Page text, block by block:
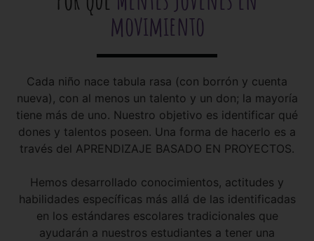
movimiento
Cada niño nace tabula rasa (con borrón y cuenta
nueva), con al menos un talento y un don; la mayoría
tiene más de uno. Nuestro objetivo es identificar qué
dones y talentos poseen. Una forma de hacerlo es a
través del APRENDIZAJE BASADO EN PROYECTOS.
Hemos desarrollado conocimientos, actitudes y
habilidades específicas más allá de las identificadas
en los estándares escolares tradicionales que
ayudarán a nuestros estudiantes a tener una